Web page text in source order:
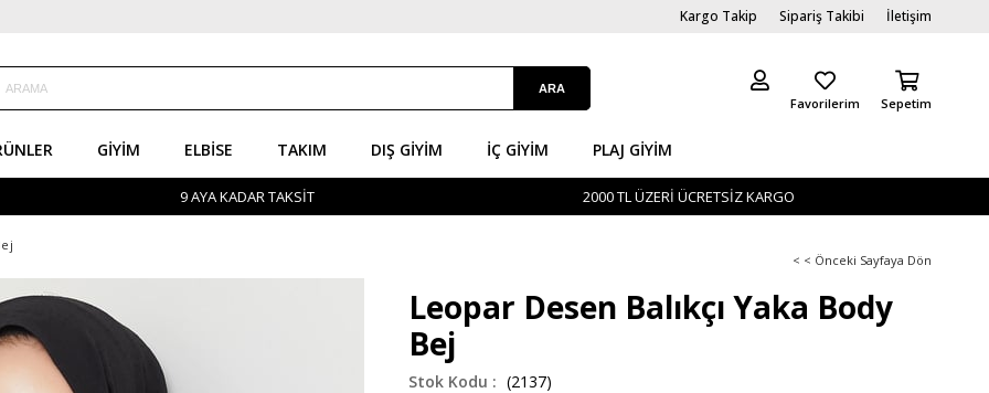
Kargo Takip Sipariş Takibi İletişim
Sepetim
Favorilerim
GIYIM ELBISE TAKIM DIŞ GIYIM İÇ GİYIM PLAJ GIYIM
9 AYA KADAR TAKSİT 2000 TL ÜZERİ ÜCRETSİZ KARGO
< < Önceki Sayfaya Dön
Leopar Desen Balıkçı Yaka Body
Bej
(2137)